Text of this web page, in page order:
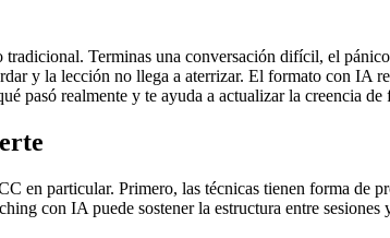
Terminas una conversación difícil, el
y la lección no llega a aterrizar. El formato con IA
pasó realmente y te ayuda a actualizar la creencia
en particular. Primero, las técnicas tienen forma de
con IA puede sostener la estructura entre